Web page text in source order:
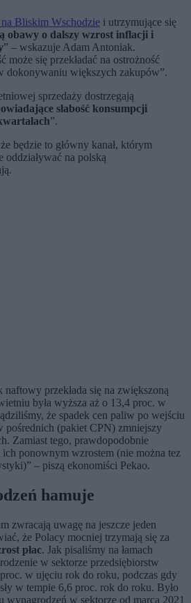
Bliskim Wschodzie i utrzymujące się
obawy o dalszy wzrost inflacji i
” – wskazuje Adam Antoniak.
może się przekładać na ostrożność
dokonywaniu większych zakupów”.
sprzedaży dostrzegają
słabość konsumpcji
”.
będzie to główny kanał, którym
oddziaływać na polską
przekłada się na zwiększoną
była wyższa aż o 13,4 proc. w
że spadek cen paliw po wejściu
pośrednich (pakiet CPN) zmniejszy
Zamiast tego, prawdopodobnie
ponownym wzrostem (nie można tez
– piszą ekonomiści Pekao.
hamuje
zwracają uwagę na jeszcze jeden
że Polacy mocniej trzymają się za
płac. Jak pisaliśmy na łamach
w sektorze przedsiębiorstw
w ujęciu rok do roku, podczas gdy
w tempie 6,6 proc. rok do roku. Było
wynagrodzeń w sektorze od marca 2021